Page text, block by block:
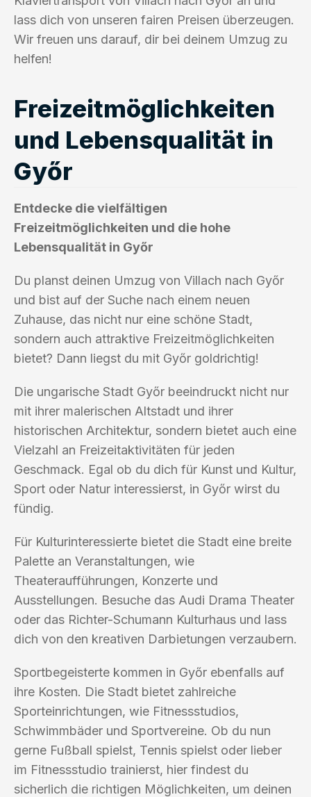
lass dich von unseren fairen Preisen überzeugen.
Wir freuen uns darauf, dir bei deinem Umzug zu
helfen!
Freizeitmöglichkeiten
und Lebensqualität in
Győr
Entdecke die vielfältigen
Freizeitmöglichkeiten und die hohe
Lebensqualität in Győr
Du planst deinen Umzug von Villach nach Győr
und bist auf der Suche nach einem neuen
Zuhause, das nicht nur eine schöne Stadt,
sondern auch attraktive Freizeitmöglichkeiten
bietet? Dann liegst du mit Győr goldrichtig!
Die ungarische Stadt Győr beeindruckt nicht nur
mit ihrer malerischen Altstadt und ihrer
historischen Architektur, sondern bietet auch eine
Vielzahl an Freizeitaktivitäten für jeden
Geschmack. Egal ob du dich für Kunst und Kultur,
Sport oder Natur interessierst, in Győr wirst du
fündig.
Für Kulturinteressierte bietet die Stadt eine breite
Palette an Veranstaltungen, wie
Theateraufführungen, Konzerte und
Ausstellungen. Besuche das Audi Drama Theater
oder das Richter-Schumann Kulturhaus und lass
dich von den kreativen Darbietungen verzaubern.
Sportbegeisterte kommen in Győr ebenfalls auf
ihre Kosten. Die Stadt bietet zahlreiche
Sporteinrichtungen, wie Fitnessstudios,
Schwimmbäder und Sportvereine. Ob du nun
gerne Fußball spielst, Tennis spielst oder lieber
im Fitnessstudio trainierst, hier findest du
sicherlich die richtigen Möglichkeiten, um deinen